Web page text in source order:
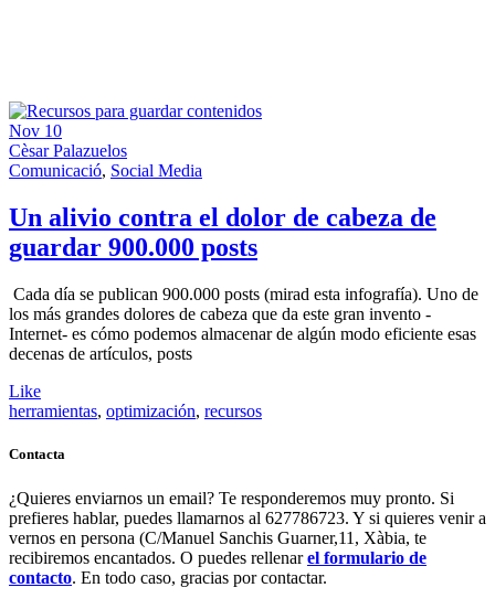
Nov 10
Cèsar Palazuelos
Comunicació, Social Media
Un alivio contra el dolor de cabeza de
guardar 900.000 posts
Cada día se publican 900.000 posts (mirad esta infografía). Uno de
los más grandes dolores de cabeza que da este gran invento -
Internet- es cómo podemos almacenar de algún modo eficiente esas
decenas de artículos, posts
Like
herramientas, optimización, recursos
Contacta
¿Quieres enviarnos un email? Te responderemos muy pronto. Si
prefieres hablar, puedes llamarnos al 627786723. Y si quieres venir a
vernos en persona (C/Manuel Sanchis Guarner,11, Xàbia, te
recibiremos encantados. O puedes rellenarel formulario de
contacto. En todo caso, gracias por contactar.